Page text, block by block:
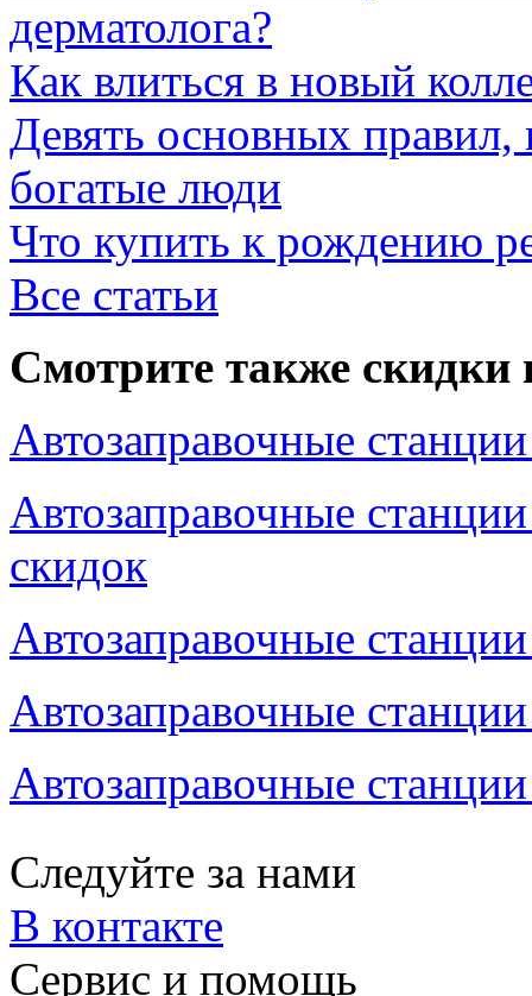
дерматолога?
Как влиться в новый
Девять основных
богатые люди
Что купить к рождению
Все статьи
Смотрите также скидки
Автозаправочные
Автозаправочные
скидок
Автозаправочные
Автозаправочные
Автозаправочные
Следуйте за нами
В контакте
Сервис и помощь